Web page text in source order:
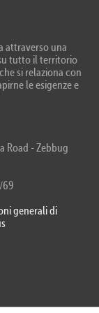
attraverso una
tutto il territorio
si relaziona con
le esigenze e
Road - Zebbug
69
generali di